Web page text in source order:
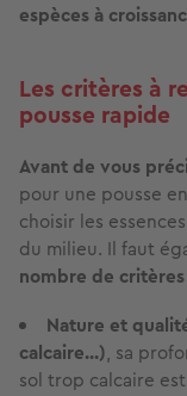
espèces à
Les critères à
pousse rapide
Avant de vous
pour une pousse
choisir les
du milieu. Il faut
nombre de
Nature et
calcaire...), sa
sol trop calcaire